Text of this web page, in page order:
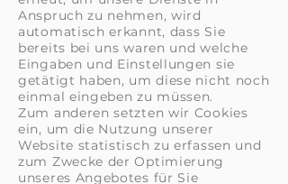
Anspruch zu nehmen, wird
automatisch erkannt, dass Sie
bereits bei uns waren und welche
Eingaben und Einstellungen sie
getätigt haben, um diese nicht noch
einmal eingeben zu müssen.
Zum anderen setzten wir Cookies
ein, um die Nutzung unserer
Website statistisch zu erfassen und
zum Zwecke der Optimierung
unseres Angebotes für Sie